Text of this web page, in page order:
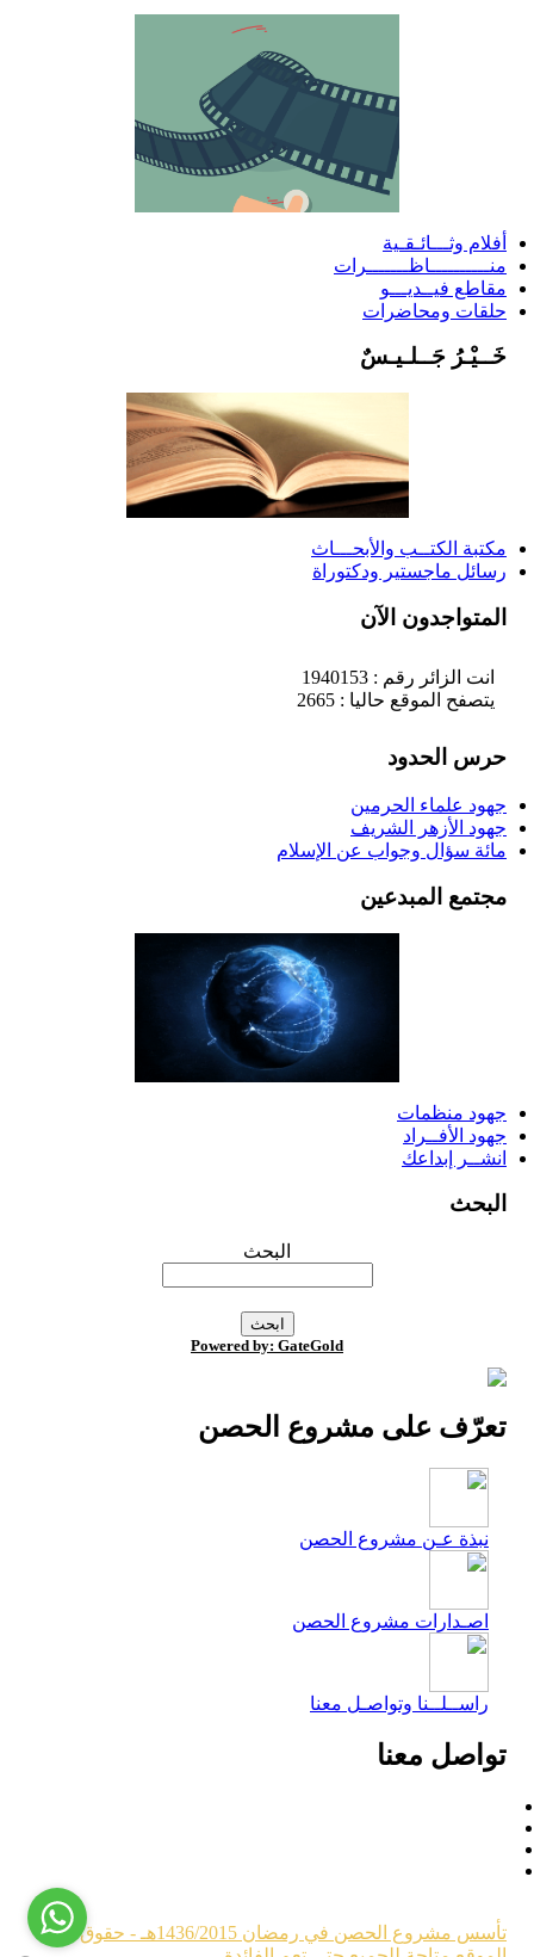
أفلام وثـــائـقـية
منــــــــــاظـــــــرات
مقاطع فيــديـــو
حلقات ومحاضرات
خَــيْـرُ جَــلـيـسٌ
مكتبة الكتــب والأبحـــاث
رسائل ماجستير ودكتوراة
المتواجدون الآن
انت الزائر رقم : 1940153
يتصفح الموقع حاليا : 2665
حرس الحدود
جهود علماء الحرمين
جهود الأزهر الشريف
مائة سؤال وجواب عن الإسلام
مجتمع المبدعين
جهود منظمات
جهود الأفــراد
انشــر إبداعك
البحث
البحث
Powered by: GateGold
تعرّف على مشروع الحصن
نبذة عـن مشروع الحصن
اصـدارات مشروع الحصن
راســلــنا وتواصـل معنا
تواصل معنا
تأسس مشروع الحصن في رمضان 1436/2015هـ - حقوق